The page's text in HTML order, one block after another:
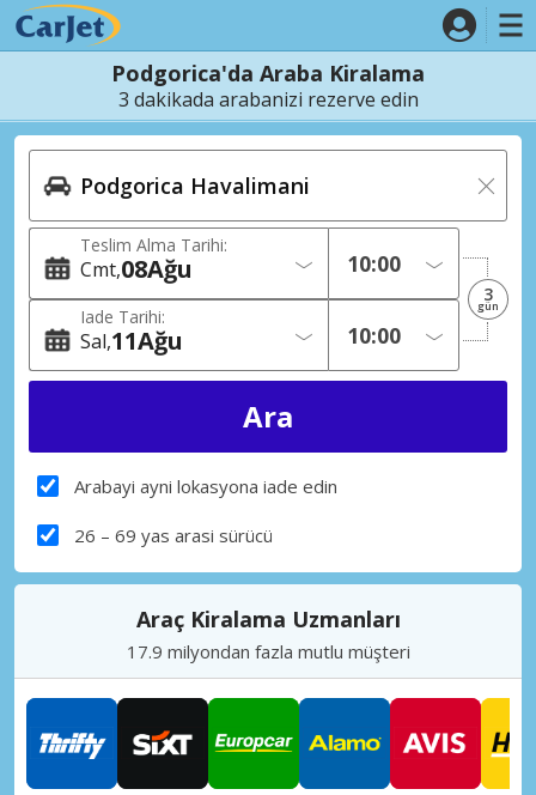
Podgorica'da Araba Kiralama
3 dakikada arabanizi rezerve edin
Teslim Alma Tarihi:
Cmt 08Ağu
Iade Tarihi:
Sal 11Ağu
3
gün
Arabayi ayni lokasyona iade edin
26 – 69 yas arasi sürücü
Araç Kiralama Uzmanları
17.9 milyondan fazla mutlu müşteri